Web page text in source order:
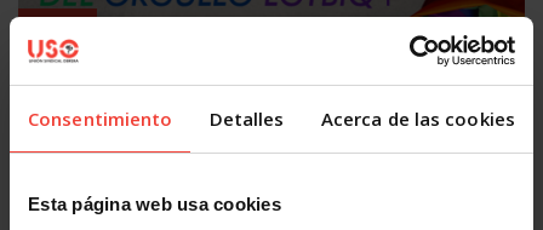
Consentimiento Detalles Acerca de las cookies
Esta página web usa cookies
Discriminación LGTBIQ+: el 77,8% del colectivo oculta su
identidad en el trabajo
26 JUNIO, 2026